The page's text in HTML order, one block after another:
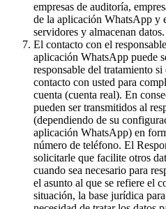
empresas de auditoría,
de la aplicación WhatsApp y
servidores y almacenan datos.
El contacto con el
aplicación WhatsApp puede
responsable del tratamiento si
contacto con usted para
cuenta (cuenta real). En
pueden ser transmitidos al
(dependiendo de su
aplicación WhatsApp) en
número de teléfono. El
solicitarle que facilite otros
cuando sea necesario para
el asunto al que se refiere el
situación, la base jurídica